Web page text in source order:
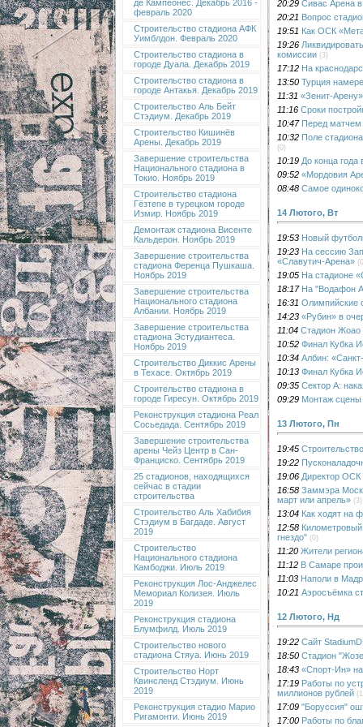
де Кампеонес. Декабрь 2016 -
февраль 2020
Строительство стадиона АФК
Уимблдон. Февраль 2020
Строительство стадиона в
городе Дуала. Декабрь 2019
Строительство стадиона в
городе Антакья. Декабрь 2019
Строительство Аль Бейт
Стэдиум. Декабрь 2019
Строительство Кишинёв
Арены. Декабрь 2019
Завершение строительства
Национального стадиона в
Токио. Ноябрь 2019
Строительство стадиона
Гёзтепе в турецком городе
Измир. Ноябрь 2019
Демонтаж стадиона Висенте
Кальдерон. Ноябрь 2019
Завершение строительства
стадиона Ференца Пушкаша.
Ноябрь 2019
Завершение строительства
Национального стадиона
Албании. Ноябрь 2019
Завершение строительства
стадиона Эстудиантеса.
Ноябрь 2019
Строительство Диккис Арены
в Техасе. Октябрь 2019
Строительство стадиона в
городе Гиресун. Октябрь 2019
Реконструкция стадиона Реал
Сосьедада. Сентябрь 2019
Завершение строительства
арены Чейз Центр в Сан-
Франциско. Сентябрь 2019
25 стадионов, находящихся
сейчас в стадии
строительства
Строительство Аль Хабибия
Стэдиум в Багдаде. Август
2019
Строительство
Национального стадиона
Камбоджи. Июль 2019
Реконструкция Лос-Анджелес
Мемориал Колизея. Июль
2019
Реконструкция стадиона
Блумфилд. Июль 2019
Строительство нового
стадиона Стяуа. Июнь 2019
Строительство Норт
Квинсленд Стэдиум. Июнь
2019
Реконструкция стадио Марио
Ригамонти. Июнь 2019
20:29 Сивас Арена
20:21 Вопрос
19:51 Как ОСК
19:26
комиссии (3)
17:12 На
13:50 Турция
11:31 «Зенит-
11:16 Сроки
10:47 Перед матчем
10:32 Поле
(0)
10:19 До конца года
09:52 «Мордовия
08:48 Самое
14 Лютого, Вт
19:53 Новый
19:23 На сессию
«Славутич-Арена»
19:05 На стадионе
18:17 На "Водафон
16:31 Олимпийские
14:23 «Рубин» в
11:04 Стадион Жоао
10:52 Финал Кубка
10:34 Албин:
10:13 Финал Кубка
09:35 Сектор А:
09:29 Монтаж сцены
13 Лютого, Пн
19:45
19:22
19:06 Директор ОСК
16:58 Заммэра
март или апрель» (3)
13:04 Как ходят на
12:58
гнездо" (0)
11:20 Жители
11:12 В Самаре
11:03 Наполи в
10:21 Аэросъёмка
12 Лютого, Нд
19:22 Сайт
18:50 Стадион
18:43 «Спорт-Ин»
17:19 Работы по
миллионов рублей
17:09 "Боруссия"
17:00 Работы по